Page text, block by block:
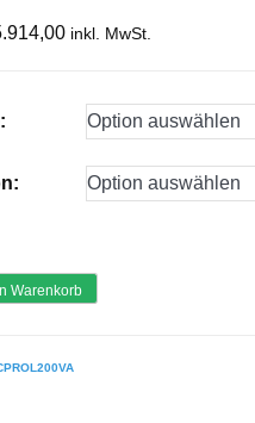
inkl. MwSt.
Warenkorb